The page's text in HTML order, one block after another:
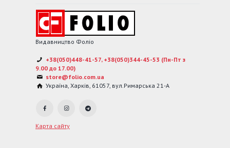
Видавництво Фоліо
+38(050)448-41-57, +38(050)344-45-53 (Пн-Пт з
9.00 до 17.00)
store@folio.com.ua
Україна, Харків, 61057, вул.Римарська 21-А
Карта сайту